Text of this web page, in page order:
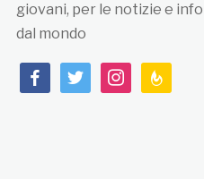
giovani, per le notizie e
dal mondo
facebooktwitterinstagram